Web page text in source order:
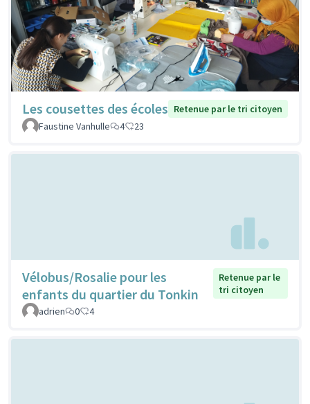
Les cousettes des écoles Retenue par le tri citoyen
Faustine Vanhulle
4 23
Vélobus/Rosalie pour les
enfants du quartier du Tonkin
Retenue par le
tri citoyen
adrien
0 4